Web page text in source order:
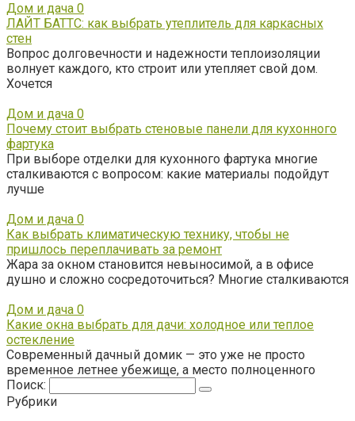
Дом и дача 0
ЛАЙТ БАТТС: как выбрать утеплитель для каркасных
стен
Вопрос долговечности и надежности теплоизоляции
волнует каждого, кто строит или утепляет свой дом.
Хочется
Дом и дача 0
Почему стоит выбрать стеновые панели для кухонного
фартука
При выборе отделки для кухонного фартука многие
сталкиваются с вопросом: какие материалы подойдут
лучше
Дом и дача 0
Как выбрать климатическую технику, чтобы не
пришлось переплачивать за ремонт
Жара за окном становится невыносимой, а в офисе
душно и сложно сосредоточиться? Многие сталкиваются
Дом и дача 0
Какие окна выбрать для дачи: холодное или теплое
остекление
Современный дачный домик — это уже не просто
временное летнее убежище, а место полноценного
Поиск:
Рубрики